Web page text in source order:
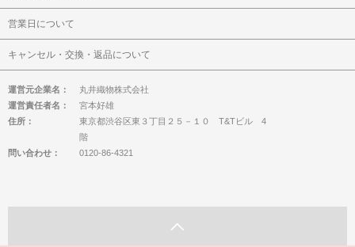
営業日について
キャンセル・交換・返品について
運営元企業名：
丸井織物株式会社
運営責任者名：
宮本好雄
住所：
東京都渋谷区東３丁目２５－１０ T&Tビル 4
階
問い合わせ：
0120-86-4321